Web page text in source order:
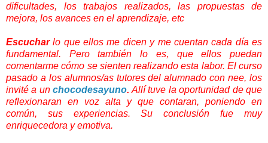
dificultades, los trabajos realizados, las propuestas de
mejora, los avances en el aprendizaje, etc
Escucharlo que ellos me dicen y me cuentan cada día es
fundamental. Pero también lo es, que ellos puedan
comentarme cómo se sienten realizando esta labor. El curso
pasado a los alumnos/as tutores del alumnado con nee, los
invité a unchocodesayuno. Allí tuve la oportunidad de que
reflexionaran en voz alta y que contaran, poniendo en
común, sus experiencias. Su conclusión fue muy
enriquecedora y emotiva.